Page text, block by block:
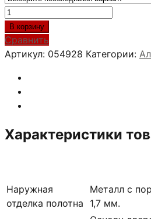
Количество
товара
АлексДорс
Вояж
дерево
(антик
серебро)
В корзину
Сравнить
Артикул: 054928 Категории:
Характеристики
Наружная
отделка полотна
Металл с
1,7 мм.